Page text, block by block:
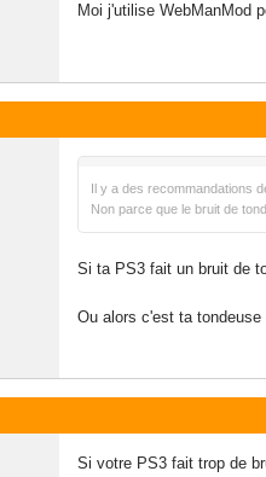
Moi j'utilise WebManMod
Il y a des recommandations
Non parce que le bruit de
Si ta PS3 fait un bruit de
Ou alors c'est ta
Si votre PS3 fait trop de